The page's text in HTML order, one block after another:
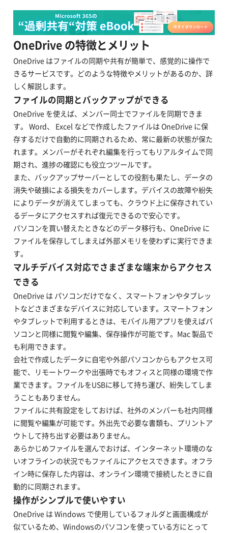
OneDrive の特徴とメリット
OneDrive はファイルの同期や共有が簡単で、感覚的に操作で
きるサービスです。どのような特徴やメリットがあるのか、詳
しく解説します。
ファイルの同期とバックアップができる
OneDrive を使えば、メンバー同士でファイルを同期できま
す。 Word、 Excel などで作成したファイルは OneDrive に保
存するだけで自動的に同期されるため、常に最新の状態が保た
れます。メンバーがそれぞれ編集を行ってもリアルタイムで同
期され、進捗の確認にも役立つツールです。
また、バックアップサーバーとしての役割も果たし、データの
消失や破損による損失をカバーします。デバイスの故障や紛失
によりデータが消えてしまっても、クラウド上に保存されてい
るデータにアクセスすれば復元できるので安心です。
パソコンを買い替えたときなどのデータ移行も、OneDrive に
ファイルを保存してしまえば外部メモリを使わずに実行できま
す。
マルチデバイス対応でさまざまな端末からアクセス
できる
OneDrive は パソコンだけでなく、スマートフォンやタブレッ
トなどさまざまなデバイスに対応しています。スマートフォン
やタブレットで利用するときは、モバイル用アプリを使えばパ
ソコンと同様に閲覧や編集、保存操作が可能です。Mac 製品で
も利用できます。
会社で作成したデータに自宅や外部パソコンからもアクセス可
能で、リモートワークや出張時でもオフィスと同様の環境で作
業できます。ファイルをUSBに移して持ち運び、紛失してしま
うこともありません。
ファイルに共有設定をしておけば、社外のメンバーも社内同様
に閲覧や編集が可能です。外出先で必要な書類も、プリントア
ウトして持ち出す必要はありません。
あらかじめファイルを選んでおけば、インターネット環境のな
いオフラインの状況でもファイルにアクセスできます。オフラ
イン時に保存した内容は、オンライン環境で接続したときに自
動的に同期されます。
操作がシンプルで使いやすい
OneDrive は Windows で使用しているフォルダと画面構成が
似ているため、Windowsのパソコンを使っている方にとって